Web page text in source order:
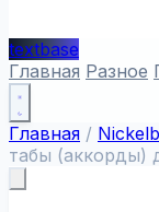
textbase
Главная Разное
Главная /
табы (аккорды)